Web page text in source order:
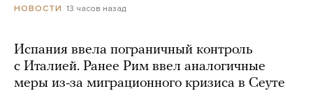
НОВОСТИ 13 часов назад
Испания ввела пограничный контроль
с Италией. Ранее Рим ввел аналогичные
меры из-за миграционного кризиса в Сеуте